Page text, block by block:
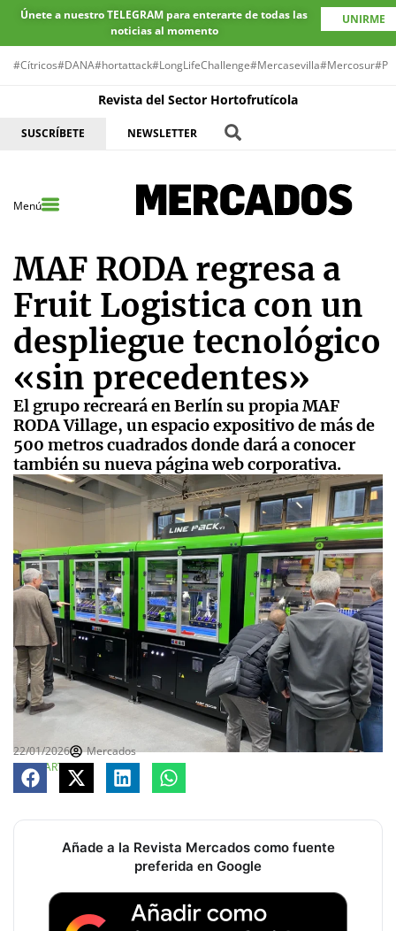
Únete a nuestro TELEGRAM para enterarte de todas las
noticias al momento
UNIRME
#Cítricos#DANA#hortattack#LongLifeChallenge#Mercasevilla#Mercosur
Revista del Sector Hortofrutícola
SUSCRÍBETE NEWSLETTER
Menú
MAF RODA regresa a
Fruit Logistica con un
despliegue tecnológico
«sin precedentes»
El grupo recreará en Berlín su propia MAF
RODA Village, un espacio expositivo de más de
500 metros cuadrados donde dará a conocer
también su nueva página web corporativa.
22/01/2026
Mercados
COMPARTE
Añade a la Revista Mercados como fuente
preferida en Google